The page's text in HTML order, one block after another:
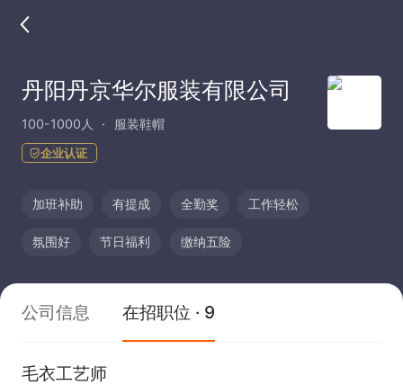
丹阳丹京华尔服装有限公司
100-1000人 服装鞋帽
企业认证
加班补助 有提成 全勤奖 工作轻松
氛围好 节日福利 缴纳五险
公司信息 在招职位 · 9
毛衣工艺师